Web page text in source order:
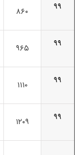
۹۹
۸۶۰
۹۹
۹۶۵
۹۹
۱۱۱۰
۹۹
۱۲۰۹